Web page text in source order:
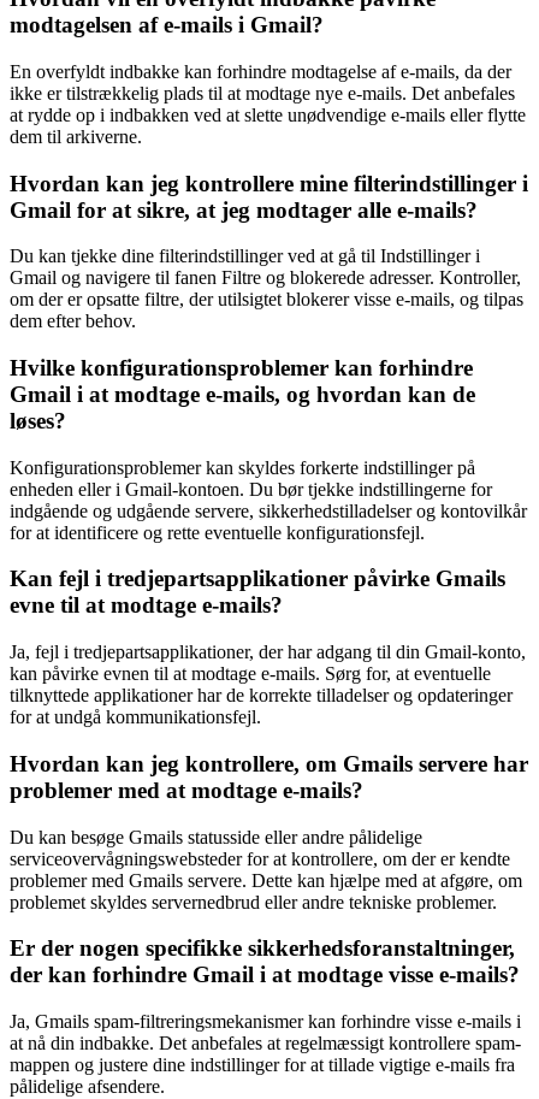
modtagelsen af e-mails i Gmail?
En overfyldt indbakke kan forhindre modtagelse af e-mails, da der
ikke er tilstrækkelig plads til at modtage nye e-mails. Det anbefales
at rydde op i indbakken ved at slette unødvendige e-mails eller flytte
dem til arkiverne.
Hvordan kan jeg kontrollere mine filterindstillinger i
Gmail for at sikre, at jeg modtager alle e-mails?
Du kan tjekke dine filterindstillinger ved at gå til Indstillinger i
Gmail og navigere til fanen Filtre og blokerede adresser. Kontroller,
om der er opsatte filtre, der utilsigtet blokerer visse e-mails, og tilpas
dem efter behov.
Hvilke konfigurationsproblemer kan forhindre
Gmail i at modtage e-mails, og hvordan kan de
løses?
Konfigurationsproblemer kan skyldes forkerte indstillinger på
enheden eller i Gmail-kontoen. Du bør tjekke indstillingerne for
indgående og udgående servere, sikkerhedstilladelser og kontovilkår
for at identificere og rette eventuelle konfigurationsfejl.
Kan fejl i tredjepartsapplikationer påvirke Gmails
evne til at modtage e-mails?
Ja, fejl i tredjepartsapplikationer, der har adgang til din Gmail-konto,
kan påvirke evnen til at modtage e-mails. Sørg for, at eventuelle
tilknyttede applikationer har de korrekte tilladelser og opdateringer
for at undgå kommunikationsfejl.
Hvordan kan jeg kontrollere, om Gmails servere har
problemer med at modtage e-mails?
Du kan besøge Gmails statusside eller andre pålidelige
serviceovervågningswebsteder for at kontrollere, om der er kendte
problemer med Gmails servere. Dette kan hjælpe med at afgøre, om
problemet skyldes servernedbrud eller andre tekniske problemer.
Er der nogen specifikke sikkerhedsforanstaltninger,
der kan forhindre Gmail i at modtage visse e-mails?
Ja, Gmails spam-filtreringsmekanismer kan forhindre visse e-mails i
at nå din indbakke. Det anbefales at regelmæssigt kontrollere spam-
mappen og justere dine indstillinger for at tillade vigtige e-mails fra
pålidelige afsendere.